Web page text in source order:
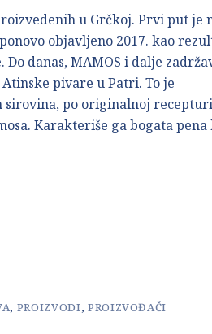
u Grčkoj. Prvi put je
objavljeno 2017. kao
danas, MAMOS i dalje
pivare u Patri. To je
po originalnoj
Karakteriše ga bogata pena
, PROIZVODI, PROIZVOĐAČI